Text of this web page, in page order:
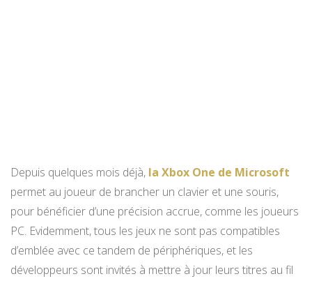
Depuis quelques mois déjà, la Xbox One de Microsoft
permet au joueur de brancher un clavier et une souris,
pour bénéficier d’une précision accrue, comme les joueurs
PC. Evidemment, tous les jeux ne sont pas compatibles
d’emblée avec ce tandem de périphériques, et les
développeurs sont invités à mettre à jour leurs titres au fil